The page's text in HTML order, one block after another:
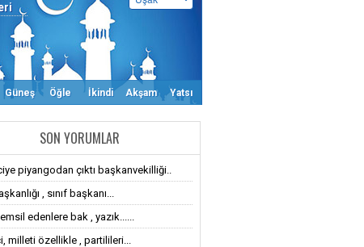
Güneş Öğle İkindi Akşam Yatsı
SON YORUMLAR
piyangodan çıktı başkanvekilliği..
, sınıf başkanı...
edenlere bak , yazık......
milleti özellikle , partilileri...